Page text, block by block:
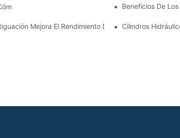
Funciona & Aplicaciones ComunesBeneficios De
Mejora El Rendimiento Del Cilindro Hidráulico
Cilindros